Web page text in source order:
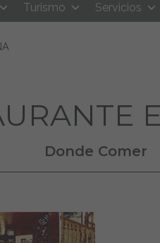
Turismo Servicios
Donde Comer